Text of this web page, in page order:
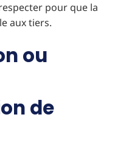
pour que la
aux tiers.
ou
de